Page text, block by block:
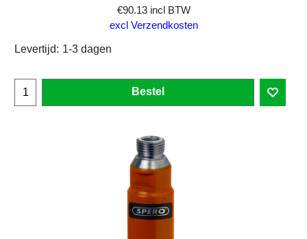
€90.13 incl BTW
excl Verzendkosten
Levertijd: 1-3 dagen
Bestel